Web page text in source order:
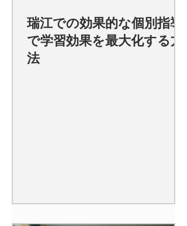
瑞江での効果的な個別指導
で学習効果を最大化する方
法